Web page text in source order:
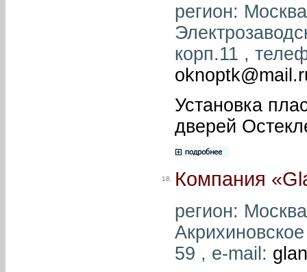
регион:
корп.11 ,
Установка
дверей
18. Компания
регион:
59 , e-mail: